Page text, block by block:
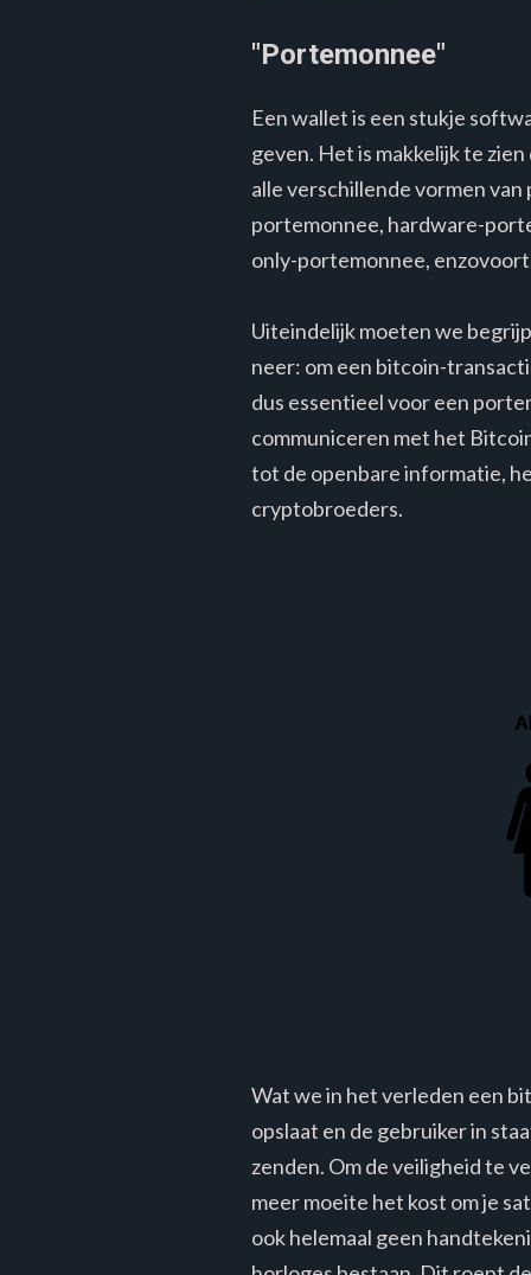
"Portemonnee"
Een wallet is een stukje
geven. Het is makkelijk te
alle verschillende vormen
portemonnee, hardware-
only-portemonnee,
Uiteindelijk moeten we
neer: om een bitcoin-
dus essentieel voor een
communiceren met het
tot de openbare informatie,
cryptobroeders.
Wat we in het verleden een
opslaat en de gebruiker in
zenden. Om de veiligheid te
meer moeite het kost om je
ook helemaal geen